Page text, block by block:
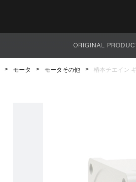
サイト全体
ORIGINAL
モータ モータその他 椿本チエイン